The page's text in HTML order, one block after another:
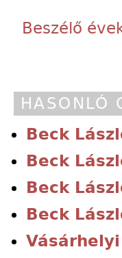
Beszélő
HASONLÓ
Beck
Beck
Beck
Beck